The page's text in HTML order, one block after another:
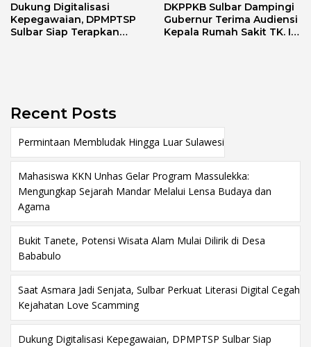
Dukung Digitalisasi
Kepegawaian, DPMPTSP
Sulbar Siap Terapkan
DKPPKB Sulbar Dampingi
Gubernur Terima Audiensi
Kepala Rumah Sakit TK. III
Recent Posts
Permintaan Membludak Hingga Luar Sulawesi
Mahasiswa KKN Unhas Gelar Program Massulekka:
Mengungkap Sejarah Mandar Melalui Lensa Budaya dan
Agama
Bukit Tanete, Potensi Wisata Alam Mulai Dilirik di Desa
Bababulo
Saat Asmara Jadi Senjata, Sulbar Perkuat Literasi Digital Cegah
Kejahatan Love Scamming
Dukung Digitalisasi Kepegawaian, DPMPTSP Sulbar Siap